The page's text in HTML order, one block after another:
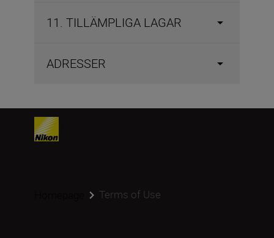
11. TILLÄMPLIGA LAGAR
ADRESSER
Terms of Use